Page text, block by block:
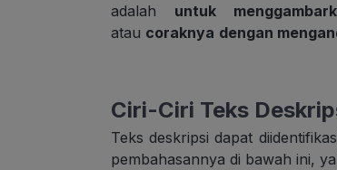
adalah untuk
atau coraknya dengan
Ciri-Ciri Teks
Teks deskripsi dapat
pembahasannya di bawah ini,